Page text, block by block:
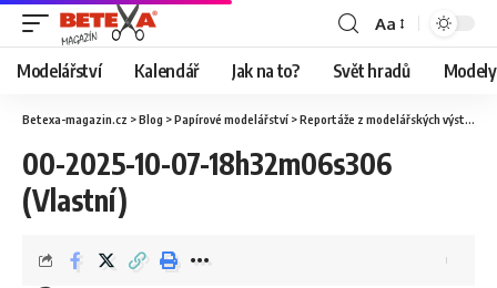
Aa
Modelářství Kalendář Jak na to? Svět hradů
Betexa-magazin.cz >Blog >Papírové modelářství >Reportáže z modelářských výstav
00-2025-10-07-18h32m06s306
(Vlastní)